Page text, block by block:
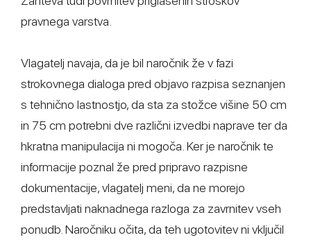
pravnega varstva.
Vlagatelj navaja, da je bil naročnik že v fazi
strokovnega dialoga pred objavo razpisa seznanjen
s tehnično lastnostjo, da sta za stožce višine 50 cm
in 75 cm potrebni dve različni izvedbi naprave ter da
hkratna manipulacija ni mogoča. Ker je naročnik te
informacije poznal že pred pripravo razpisne
dokumentacije, vlagatelj meni, da ne morejo
predstavljati naknadnega razloga za zavrnitev vseh
ponudb. Naročniku očita, da teh ugotovitev ni vključil